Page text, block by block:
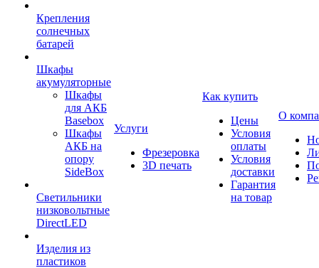
Крепления
солнечных
батарей
Шкафы
акумуляторные
Шкафы
для АКБ
Basebox
Шкафы
АКБ на
опору
SideBox
Светильники
низковольтные
DirectLED
Изделия из
пластиков
Услуги
Фрезеровка
3D печать
Как купить
Цены
Условия
оплаты
Условия
доставки
Гарантия
на товар
О